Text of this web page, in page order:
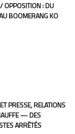
OPPOSITION : DU
BOOMERANG KO
PRESSE, RELATIONS
— DES
ARRÊTÉS